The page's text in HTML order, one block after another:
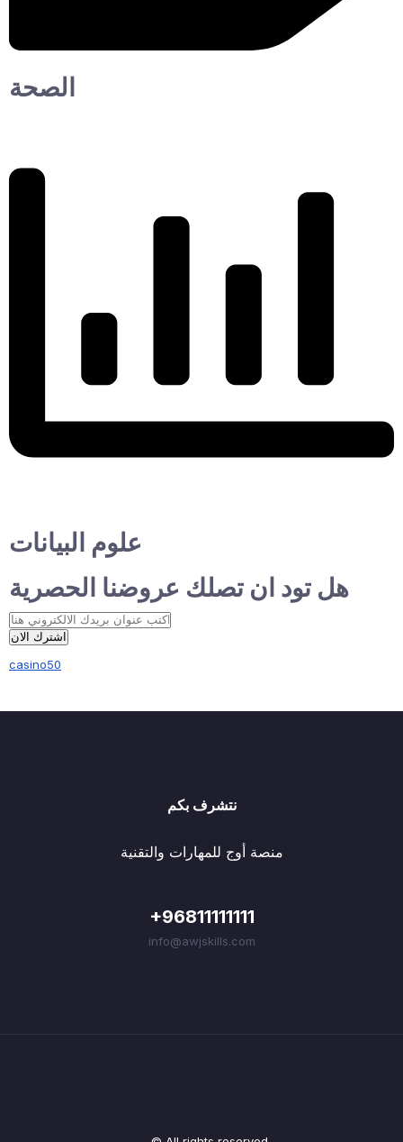
الصحة
علوم البيانات
هل تود ان تصلك عروضنا الحصرية
اشترك الان
casino50
نتشرف بكم
منصة أوج للمهارات والتقنية
+96811111111
info@awjskills.com